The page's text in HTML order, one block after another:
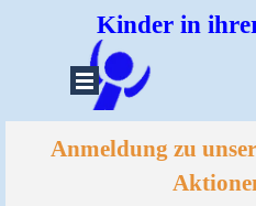
Kinder in
Menü überspringen
Anmeldung zu
Aktione